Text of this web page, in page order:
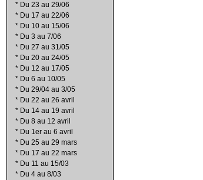
* Du 23 au 29/06
* Du 17 au 22/06
* Du 10 au 15/06
* Du 3 au 7/06
* Du 27 au 31/05
* Du 20 au 24/05
* Du 12 au 17/05
* Du 6 au 10/05
* Du 29/04 au 3/05
* Du 22 au 26 avril
* Du 14 au 19 avril
* Du 8 au 12 avril
* Du 1er au 6 avril
* Du 25 au 29 mars
* Du 17 au 22 mars
* Du 11 au 15/03
* Du 4 au 8/03